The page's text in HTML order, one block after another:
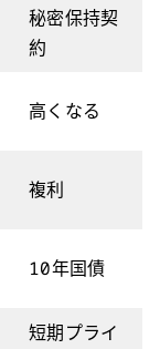
秘密保持契
約
高くなる
複利
10年国債
短期プライ